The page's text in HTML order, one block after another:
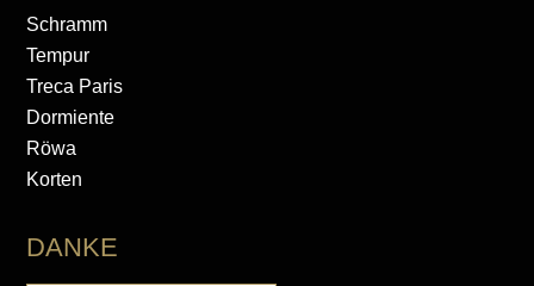
Schramm
Tempur
Treca Paris
Dormiente
Röwa
Korten
DANKE